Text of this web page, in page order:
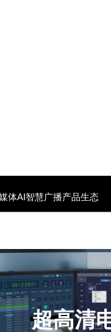
体AI智慧广播产品生态
超高清